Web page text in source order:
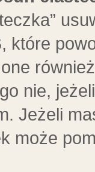
które
nie,
Jeżeli
może